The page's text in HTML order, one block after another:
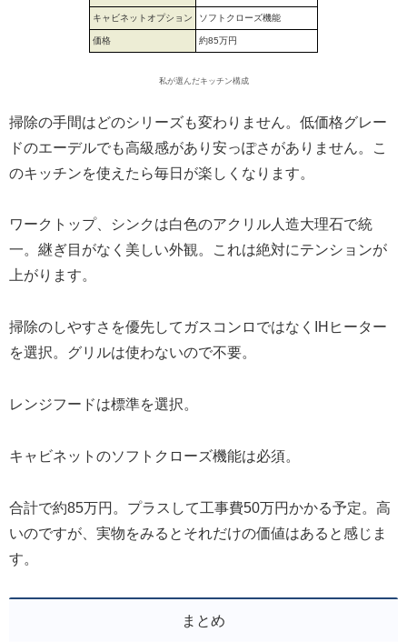
キャビネットオプション ソフトクローズ機能
価格 約85万円
私が選んだキッチン構成
掃除の手間はどのシリーズも変わりません。低価格グレー
ドのエーデルでも高級感があり安っぽさがありません。こ
のキッチンを使えたら毎日が楽しくなります。
ワークトップ、シンクは白色のアクリル人造大理石で統
一。継ぎ目がなく美しい外観。これは絶対にテンションが
上がります。
掃除のしやすさを優先してガスコンロではなくIHヒーター
を選択。グリルは使わないので不要。
レンジフードは標準を選択。
キャビネットのソフトクローズ機能は必須。
合計で約85万円。プラスして工事費50万円かかる予定。高
いのですが、実物をみるとそれだけの価値はあると感じま
す。
まとめ